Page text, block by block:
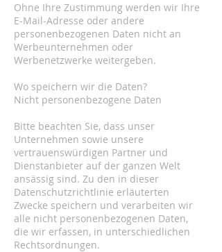
Ohne Ihre Zustimmung werden wir Ihre
E-Mail-Adresse oder andere
personenbezogenen Daten nicht an
Werbeunternehmen oder
Werbenetzwerke weitergeben.
Wo speichern wir die Daten?
Nicht personenbezogene Daten
Bitte beachten Sie, dass unser
Unternehmen sowie unsere
vertrauenswürdigen Partner und
Dienstanbieter auf der ganzen Welt
ansässig sind. Zu den in dieser
Datenschutzrichtlinie erläuterten
Zwecke speichern und verarbeiten wir
alle nicht personenbezogenen Daten,
die wir erfassen, in unterschiedlichen
Rechtsordnungen.